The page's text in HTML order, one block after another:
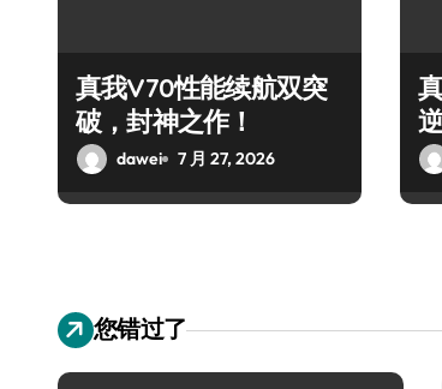
真我V70性能续航双突
破，封神之作！
dawei 7 月 27, 2026
您错过了